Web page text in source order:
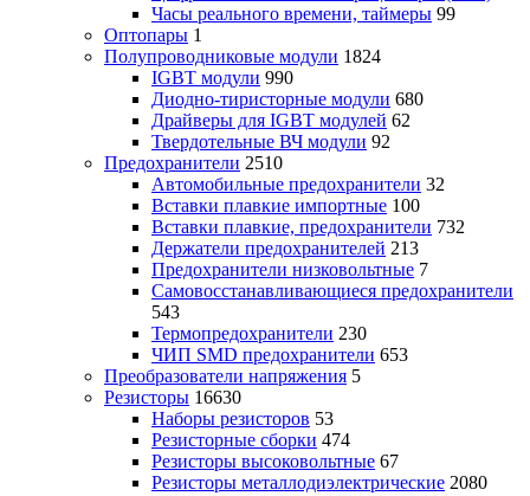
Часы реального времени, таймеры 99
Оптопары 1
Полупроводниковые модули 1824
IGBT модули 990
Диодно-тиристорные модули 680
Драйверы для IGBT модулей 62
Твердотельные ВЧ модули 92
Предохранители 2510
Автомобильные предохранители 32
Вставки плавкие импортные 100
Вставки плавкие, предохранители 732
Держатели предохранителей 213
Предохранители низковольтные 7
Самовосстанавливающиеся предохранители
543
Термопредохранители 230
ЧИП SMD предохранители 653
Преобразователи напряжения 5
Резисторы 16630
Наборы резисторов 53
Резисторные сборки 474
Резисторы высоковольтные 67
Резисторы металлодиэлектрические 2080